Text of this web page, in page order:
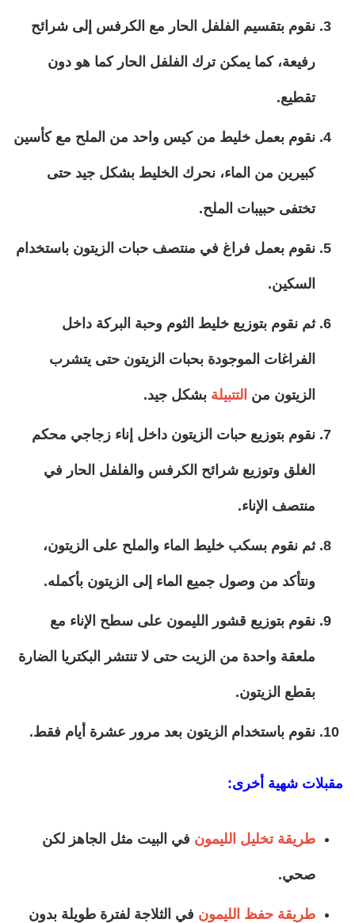
نقوم بتقسيم الفلفل الحار مع الكرفس إلى شرائح
رفيعة، كما يمكن ترك الفلفل الحار كما هو دون
تقطيع.
نقوم بعمل خليط من كيس واحد من الملح مع كأسين
كبيرين من الماء، نحرك الخليط بشكل جيد حتى
تختفى حبيبات الملح.
نقوم بعمل فراغ في منتصف حبات الزيتون باستخدام
السكين.
ثم نقوم بتوزيع خليط الثوم وحبة البركة داخل
الفراغات الموجودة بحبات الزيتون حتى يتشرب
الزيتون من التتبيلة بشكل جيد.
نقوم بتوزيع حبات الزيتون داخل إناء زجاجي محكم
الغلق وتوزيع شرائح الكرفس والفلفل الحار في
منتصف الإناء.
ثم نقوم بسكب خليط الماء والملح على الزيتون،
ونتأكد من وصول جميع الماء إلى الزيتون بأكمله.
نقوم بتوزيع قشور الليمون على سطح الإناء مع
ملعقة واحدة من الزيت حتى لا تنتشر البكتريا الضارة
بقطع الزيتون.
نقوم باستخدام الزيتون بعد مرور عشرة أيام فقط.
مقبلات شهية أخرى:
طريقة تخليل الليمون في البيت مثل الجاهز لكن
صحي.
طريقة حفظ الليمون في الثلاجة لفترة طويلة بدون